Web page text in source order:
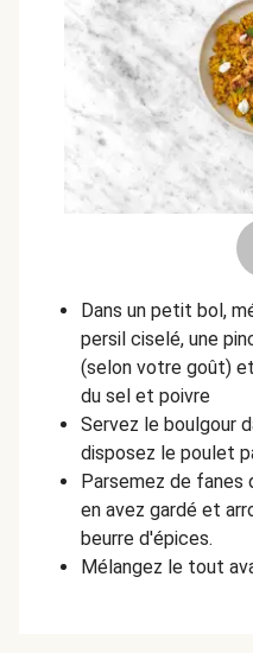
Dans un petit bol,
persil ciselé, une
(selon votre goût)
du sel et poivre
Servez le boulgour
disposez le poulet
Parsemez de fanes
en avez gardé et
beurre d'épices.
Mélangez le tout